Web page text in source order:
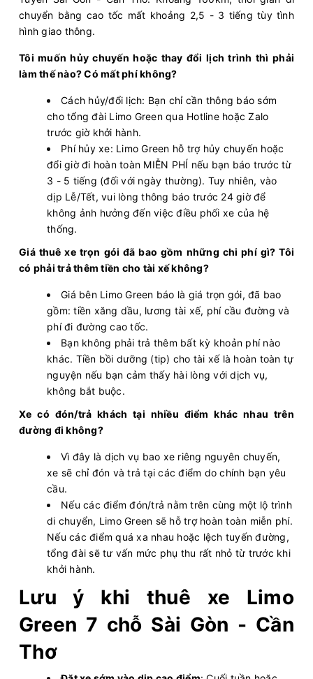
chuyển bằng cao tốc mất khoảng 2,5 - 3 tiếng tùy tình
hình giao thông.
Tôi muốn hủy chuyến hoặc thay đổi lịch trình thì phải
làm thế nào? Có mất phí không?
Cách hủy/đổi lịch: Bạn chỉ cần thông báo sớm
cho tổng đài Limo Green qua Hotline hoặc Zalo
trước giờ khởi hành.
Phí hủy xe: Limo Green hỗ trợ hủy chuyến hoặc
đổi giờ đi hoàn toàn MIỄN PHÍ nếu bạn báo trước từ
3 - 5 tiếng (đối với ngày thường). Tuy nhiên, vào
dịp Lễ/Tết, vui lòng thông báo trước 24 giờ để
không ảnh hưởng đến việc điều phối xe của hệ
thống.
Giá thuê xe trọn gói đã bao gồm những chi phí gì? Tôi
có phải trả thêm tiền cho tài xế không?
Giá bên Limo Green báo là giá trọn gói, đã bao
gồm: tiền xăng dầu, lương tài xế, phí cầu đường và
phí đi đường cao tốc.
Bạn không phải trả thêm bất kỳ khoản phí nào
khác. Tiền bồi dưỡng (tip) cho tài xế là hoàn toàn tự
nguyện nếu bạn cảm thấy hài lòng với dịch vụ,
không bắt buộc.
Xe có đón/trả khách tại nhiều điểm khác nhau trên
đường đi không?
Vì đây là dịch vụ bao xe riêng nguyên chuyến,
xe sẽ chỉ đón và trả tại các điểm do chính bạn yêu
cầu.
Nếu các điểm đón/trả nằm trên cùng một lộ trình
di chuyển, Limo Green sẽ hỗ trợ hoàn toàn miễn phí.
Nếu các điểm quá xa nhau hoặc lệch tuyến đường,
tổng đài sẽ tư vấn mức phụ thu rất nhỏ từ trước khi
khởi hành.
Lưu ý khi thuê xe Limo
Green 7 chỗ Sài Gòn - Cần
Thơ